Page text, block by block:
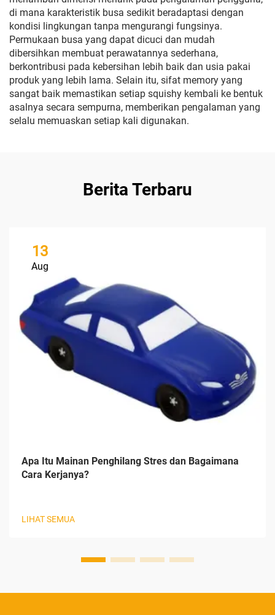
di mana karakteristik busa sedikit beradaptasi dengan
kondisi lingkungan tanpa mengurangi fungsinya.
Permukaan busa yang dapat dicuci dan mudah
dibersihkan membuat perawatannya sederhana,
berkontribusi pada kebersihan lebih baik dan usia pakai
produk yang lebih lama. Selain itu, sifat memory yang
sangat baik memastikan setiap squishy kembali ke bentuk
asalnya secara sempurna, memberikan pengalaman yang
selalu memuaskan setiap kali digunakan.
Berita Terbaru
13
Aug
Apa Itu Mainan Penghilang Stres dan Bagaimana
Cara Kerjanya?
LIHAT SEMUA